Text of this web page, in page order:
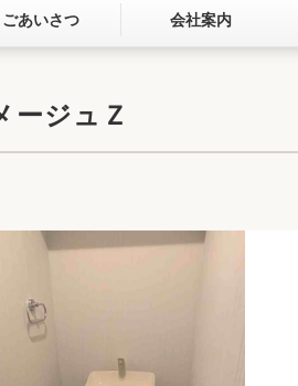
い暮らしをつくる、価値・性能向上
ごあいさつ 会社案内
ージュＺ